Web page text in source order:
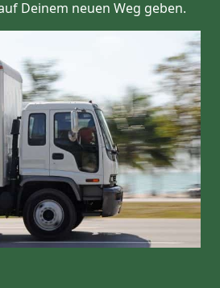
Deinem neuen Weg geben.